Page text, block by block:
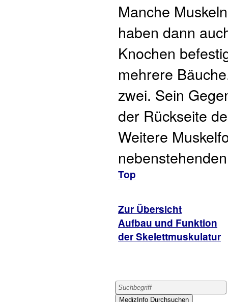
Manche
haben dann
Knochen
mehrere
zwei. Sein
der Rückseite
Weitere
Top
Zur Übersicht
Aufbau und Funktion
der Skelettmuskulatur